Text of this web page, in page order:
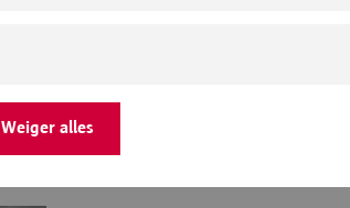
Weiger alles